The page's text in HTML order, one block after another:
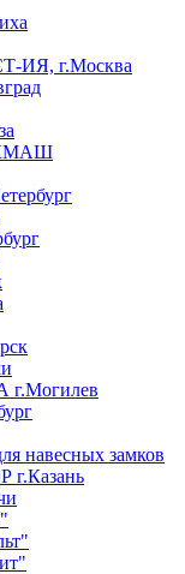
г.Москва
навесных замков